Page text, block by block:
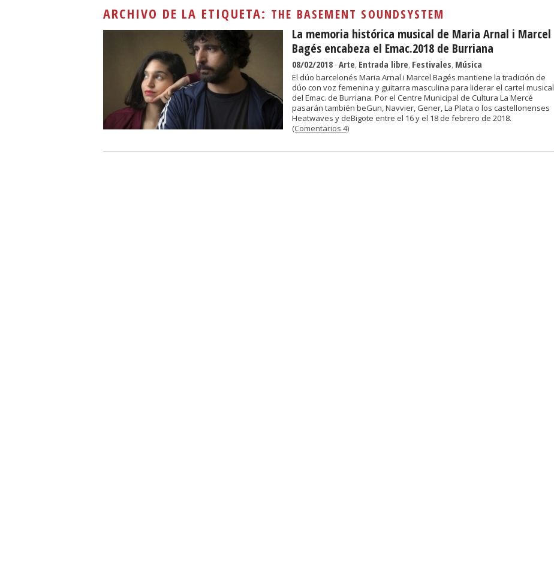
ARCHIVO DE LA ETIQUETA: THE BASEMENT SOUNDSYSTEM
La memoria histórica musical de Maria Arnal i Marcel
Bagés encabeza el Emac.2018 de Burriana
08/02/2018-Arte, Entrada libre, Festivales, Música
El dúo barcelonés Maria Arnal i Marcel Bagés mantiene la tradición de
dúo con voz femenina y guitarra masculina para liderar el cartel musical
del Emac. de Burriana. Por el Centre Municipal de Cultura La Mercé
pasarán también beGun, Navvier, Gener, La Plata o los castellonenses
Heatwaves y deBigote entre el 16 y el 18 de febrero de 2018.
(Comentarios 4)